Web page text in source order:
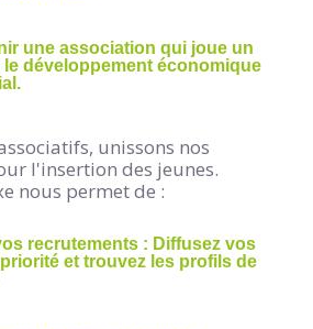
une association qui joue un
le développement économique
unissons nos
l'insertion des jeunes.
nous permet de :
recrutements : Diffusez vos
et trouvez les profils de